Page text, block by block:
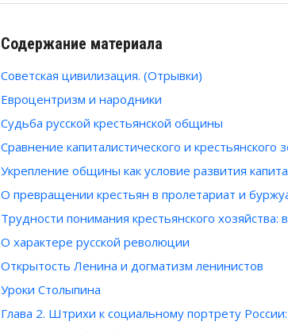
Содержание материала
Советская цивилизация. (Отрывки)
Евроцентризм и народники
Судьба русской крестьянской общины
Сравнение капиталистического и крестьянского
Укрепление общины как условие развития
О превращении крестьян в пролетариат и
Трудности понимания крестьянского хозяйства:
О характере русской революции
Открытость Ленина и догматизм ленинистов
Уроки Столыпина
Глава 2. Штрихи к социальному портрету